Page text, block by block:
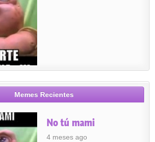
Memes Recientes
No tú mami
4 meses ago